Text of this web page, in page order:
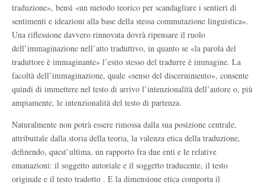
traduzione», bensì «un metodo teorico per scandagliare i sentieri di
sentimenti e ideazioni alla base della stessa commutazione linguistica».
Una riflessione davvero rinnovata dovrà ripensare il ruolo
dell’immaginazione nell’atto traduttivo, in quanto se «la parola del
traduttore è immaginante» l’esito stesso del tradurre è immagine. La
facoltà dell’immaginazione, quale «senso del discernimento», consente
quindi di immettere nel testo di arrivo l’intenzionalità dell’autore o, più
ampiamente, le intenzionalità del testo di partenza.
Naturalmente non potrà essere rimossa dalla sua posizione centrale,
attribuitale dalla storia della teoria, la valenza etica della traduzione,
definendo, quest’ultima, un rapporto fra due enti e le relative
emanazioni: il soggetto autoriale e il soggetto traducente, il testo
originale e il testo tradotto . E la dimensione etica comporta il